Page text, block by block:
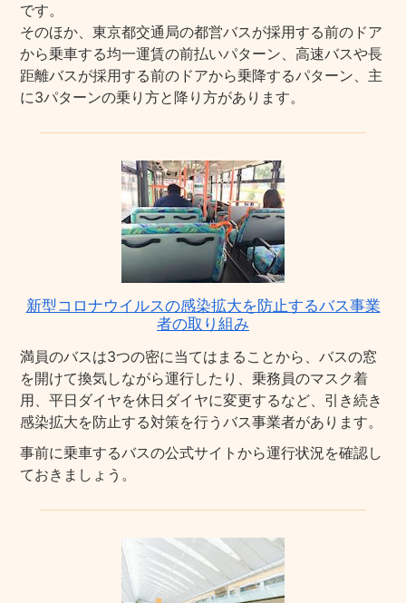
です。
そのほか、東京都交通局の都営バスが採用する前のドア
から乗車する均一運賃の前払いパターン、高速バスや長
距離バスが採用する前のドアから乗降するパターン、主
に3パターンの乗り方と降り方があります。
新型コロナウイルスの感染拡大を防止するバス事業
者の取り組み
満員のバスは3つの密に当てはまることから、バスの窓
を開けて換気しながら運行したり、乗務員のマスク着
用、平日ダイヤを休日ダイヤに変更するなど、引き続き
感染拡大を防止する対策を行うバス事業者があります。
事前に乗車するバスの公式サイトから運行状況を確認し
ておきましょう。